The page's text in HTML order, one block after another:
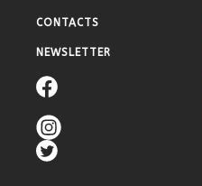
CONTACTS
NEWSLETTER
F
A
E
B
O
O
n
T
W